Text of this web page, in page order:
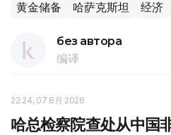
黄金储备 哈萨克斯坦 经济
без автора
编译
22:24, 07 8月 2026
哈总检察院查处从中国